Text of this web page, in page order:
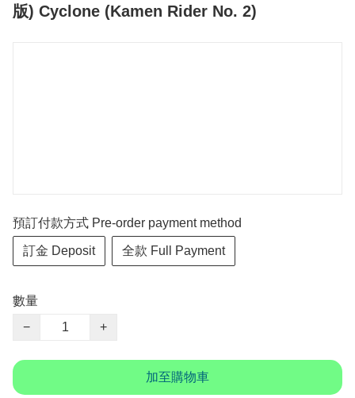
版) Cyclone (Kamen Rider No. 2)
預訂付款方式 Pre-order payment method
訂金 Deposit 全款 Full Payment
數量
−
+
加至購物車